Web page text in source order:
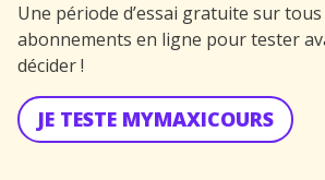
Une période d’essai gratuite sur
abonnements en ligne pour tester
décider !
JE TESTE MYMAXICOURS